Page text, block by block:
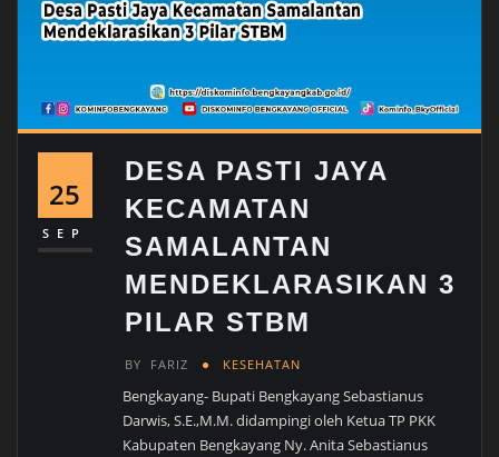
25
SEP
DESA PASTI JAYA
KECAMATAN
SAMALANTAN
MENDEKLARASIKAN 3
PILAR STBM
BY FARIZ KESEHATAN
Bengkayang- Bupati Bengkayang Sebastianus
Darwis, S.E.,M.M. didampingi oleh Ketua TP PKK
Kabupaten Bengkayang Ny. Anita Sebastianus